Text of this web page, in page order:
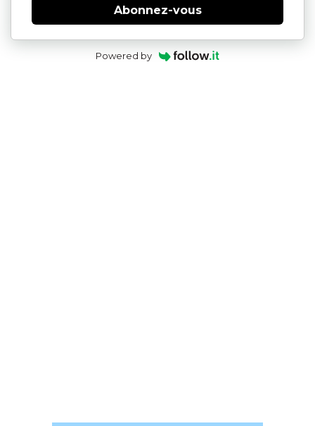
Abonnez-vous
Powered by